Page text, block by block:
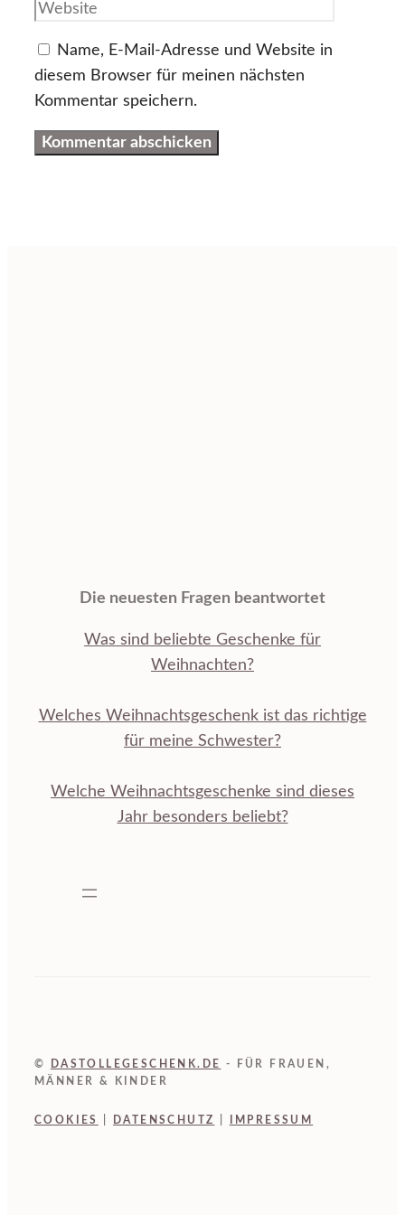
Name, E-Mail-Adresse und Website in
diesem Browser für meinen nächsten
Kommentar speichern.
Die neuesten Fragen beantwortet
Was sind beliebte Geschenke für
Weihnachten?
Welches Weihnachtsgeschenk ist das richtige
für meine Schwester?
Welche Weihnachtsgeschenke sind dieses
Jahr besonders beliebt?
© DASTOLLEGESCHENK.DE
- FÜR FRAUEN,
MÄNNER & KINDER
COOKIES DATENSCHUTZ IMPRESSUM